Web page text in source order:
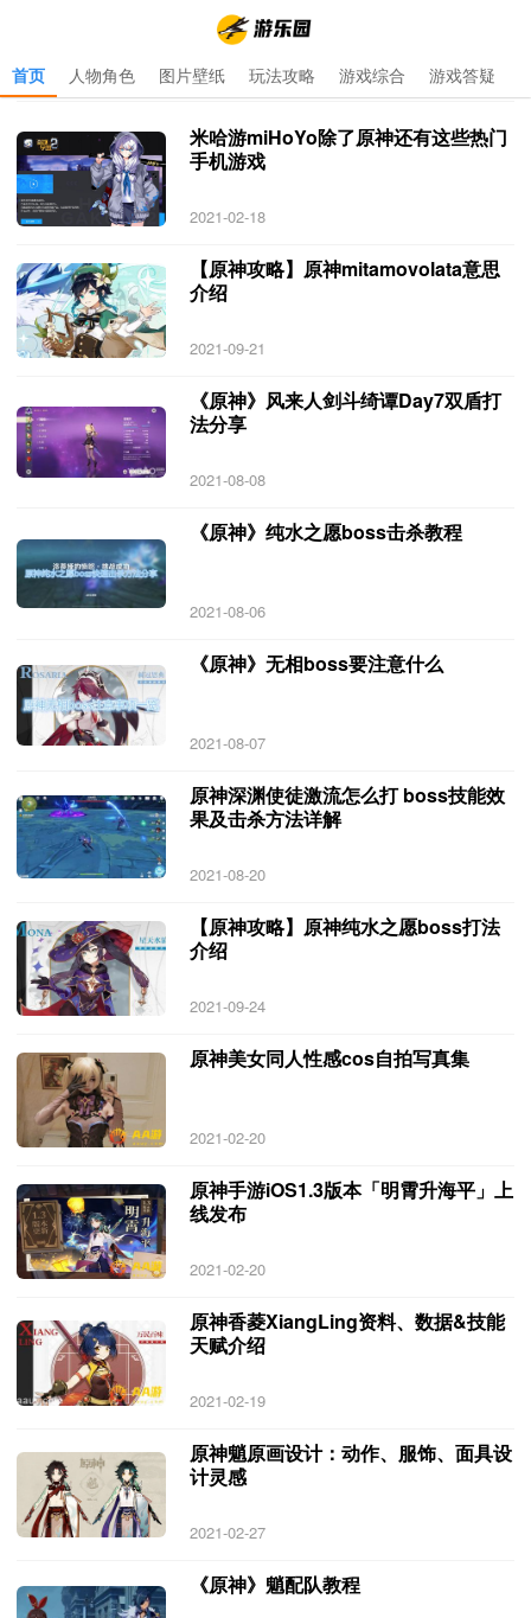
首页 人物角色 图片壁纸 玩法攻略 游戏综合 游戏答疑
首页 原神mihoyo >原神mihoyo 专题 更新于 2021-10-02
米哈游miHoYo除了原神还有这些热门
手机游戏
2021-02-18
【原神攻略】原神mitamovolata意思
介绍
2021-09-21
《原神》风来人剑斗绮谭Day7双盾打
法分享
2021-08-08
《原神》纯水之愿boss击杀教程
2021-08-06
《原神》无相boss要注意什么
2021-08-07
原神深渊使徒激流怎么打 boss技能效
果及击杀方法详解
2021-08-20
【原神攻略】原神纯水之愿boss打法
介绍
2021-09-24
原神美女同人性感cos自拍写真集
2021-02-20
原神手游iOS1.3版本「明霄升海平」上
线发布
2021-02-20
原神香菱XiangLing资料、数据&技能
天赋介绍
2021-02-19
原神魈原画设计：动作、服饰、面具设
计灵感
2021-02-27
《原神》魈配队教程